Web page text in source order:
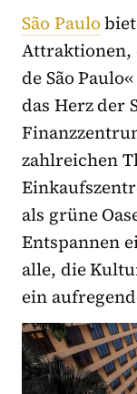
São Paulo
Attraktionen,
de São
das Herz der
zahlreichen
als grüne
Entspannen
alle, die
ein